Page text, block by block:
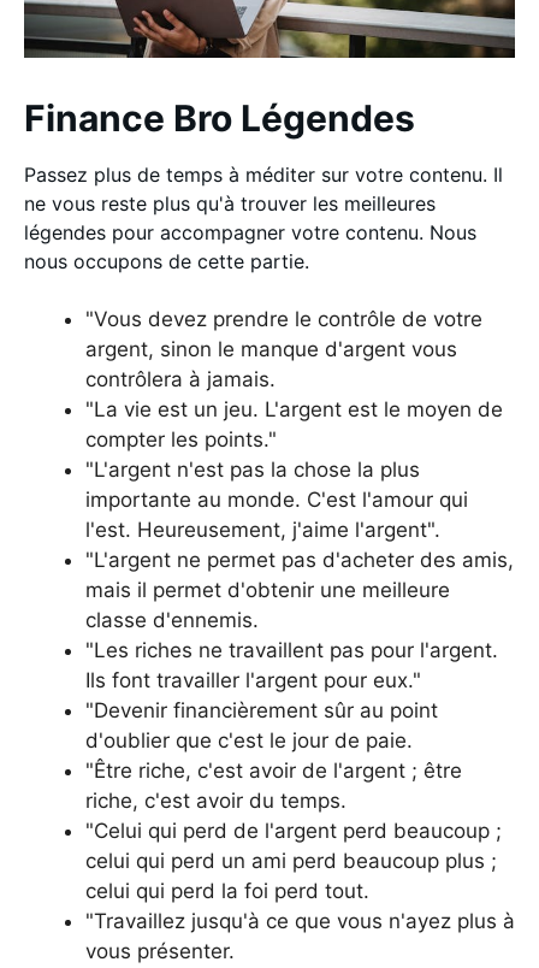
Finance Bro Légendes
Passez plus de temps à méditer sur votre contenu. Il
ne vous reste plus qu'à trouver les meilleures
légendes pour accompagner votre contenu. Nous
nous occupons de cette partie.
"Vous devez prendre le contrôle de votre
argent, sinon le manque d'argent vous
contrôlera à jamais.
"La vie est un jeu. L'argent est le moyen de
compter les points."
"L'argent n'est pas la chose la plus
importante au monde. C'est l'amour qui
l'est. Heureusement, j'aime l'argent".
"L'argent ne permet pas d'acheter des amis,
mais il permet d'obtenir une meilleure
classe d'ennemis.
"Les riches ne travaillent pas pour l'argent.
Ils font travailler l'argent pour eux."
"Devenir financièrement sûr au point
d'oublier que c'est le jour de paie.
"Être riche, c'est avoir de l'argent ; être
riche, c'est avoir du temps.
"Celui qui perd de l'argent perd beaucoup ;
celui qui perd un ami perd beaucoup plus ;
celui qui perd la foi perd tout.
"Travaillez jusqu'à ce que vous n'ayez plus à
vous présenter.